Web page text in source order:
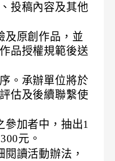
投稿內容及其他
及原創作品，並
品授權規範後送
。承辦單位將於
估及後續聯繫使
參加者中，抽出1
元。
讀活動辦法，